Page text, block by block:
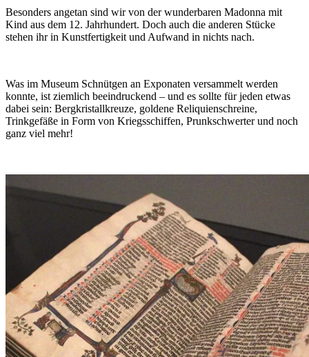
Besonders angetan sind wir von der wunderbaren Madonna mit
Kind aus dem 12. Jahrhundert. Doch auch die anderen Stücke
stehen ihr in Kunstfertigkeit und Aufwand in nichts nach.
Was im Museum Schnütgen an Exponaten versammelt werden
konnte, ist ziemlich beeindruckend – und es sollte für jeden etwas
dabei sein: Bergkristallkreuze, goldene Reliquienschreine,
Trinkgefäße in Form von Kriegsschiffen, Prunkschwerter und noch
ganz viel mehr!